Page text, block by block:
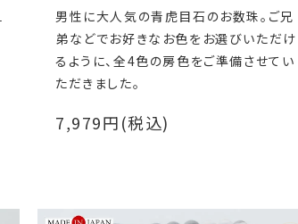
男性に大人気の青虎目石のお数珠。ご兄
弟などでお好きなお色をお選びいただけ
るように、全4色の房色をご準備させてい
ただきました。
7,979円(税込)